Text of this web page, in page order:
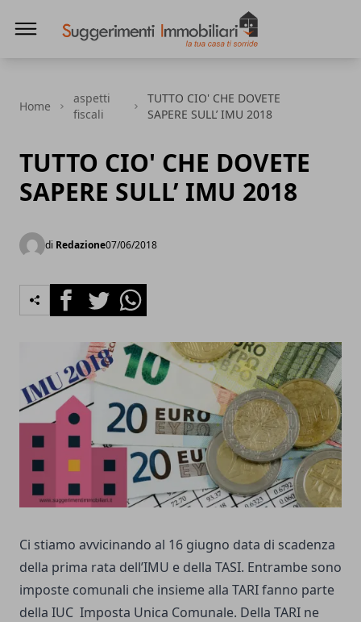
Home
aspetti
fiscali
TUTTO CIO' CHE DOVETE
SAPERE SULL’ IMU 2018
TUTTO CIO' CHE DOVETE
SAPERE SULL’ IMU 2018
di Redazione07/06/2018
FacebookTwitterWhatsapp
Ci stiamo avvicinando al 16 giugno data di scadenza
della prima rata dell’IMU e della TASI. Entrambe sono
imposte comunali che insieme alla TARI fanno parte
della IUC Imposta Unica Comunale. Della TARI ne